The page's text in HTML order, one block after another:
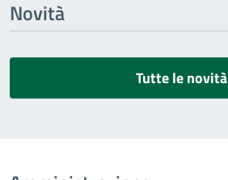
Novità
Tutte le novità